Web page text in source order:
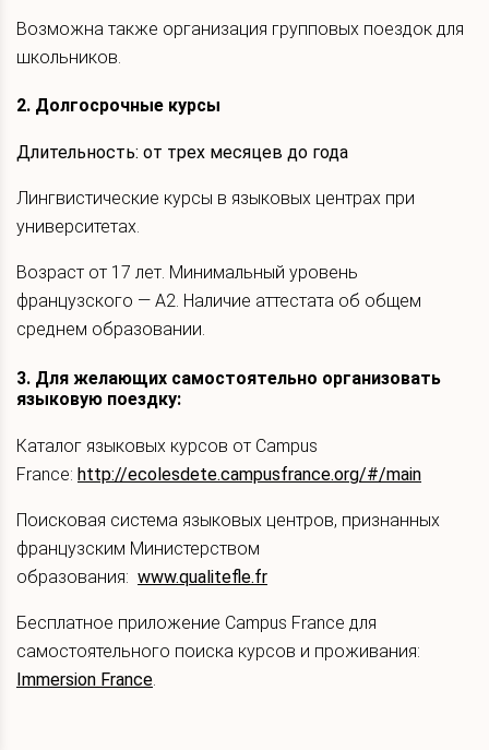
Возможна также организация групповых поездок для
школьников.
2. Долгосрочные курсы
Длительность: от трех месяцев до года
Лингвистические курсы в языковых центрах при
университетах.
Возраст от 17 лет. Минимальный уровень
французского — А2. Наличие аттестата об общем
среднем образовании.
3. Для желающих самостоятельно организовать
языковую поездку:
Каталог языковых курсов от Campus
France: http://ecolesdete.campusfrance.org/#/main
Поисковая система языковых центров, признанных
французским Министерством
образования: www.qualitefle.fr
Бесплатное приложение Campus France для
самостоятельного поиска курсов и проживания:
Immersion France.